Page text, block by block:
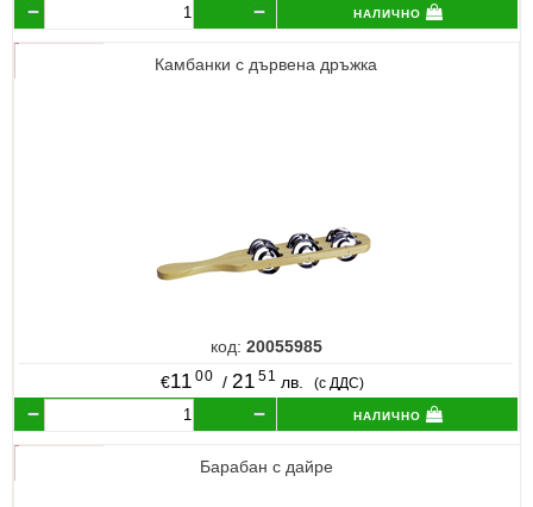
налично
Камбанки с дървена дръжка
код: 20055985
€11 00 / 21 51 лв. (с ДДС)
налично
Барабан с дайре